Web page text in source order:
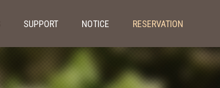
SUPPORT NOTICE RESERVATION